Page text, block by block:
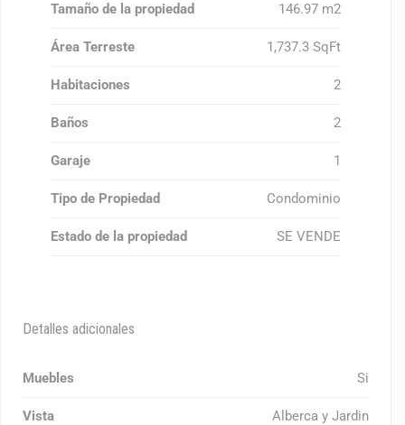
Tamaño de la propiedad 146.97 m2
Área Terreste 1,737.3 SqFt
Habitaciones 2
Baños 2
Garaje 1
Tipo de Propiedad Condominio
Estado de la propiedad SE VENDE
Detalles adicionales
Muebles Si
Vista Alberca y Jardin